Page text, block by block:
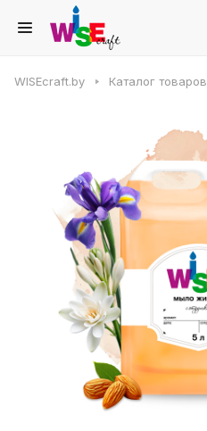
WISEcraft.by Каталог товаров